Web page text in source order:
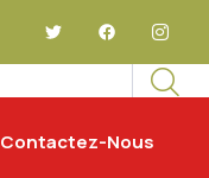
Contactez-Nous